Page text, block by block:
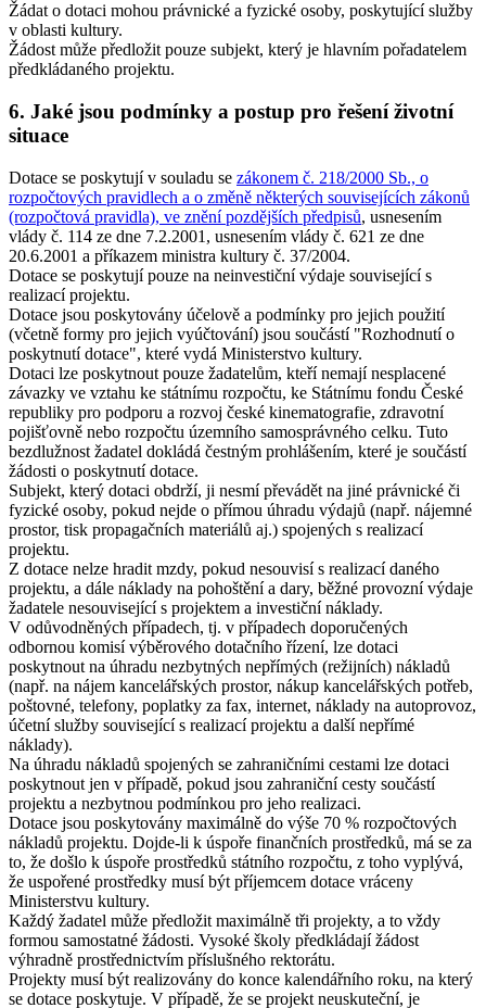
Žádat o dotaci mohou právnické a fyzické osoby, poskytující služby
v oblasti kultury.
Žádost může předložit pouze subjekt, který je hlavním pořadatelem
předkládaného projektu.
6. Jaké jsou podmínky a postup pro řešení životní
situace
Dotace se poskytují v souladu se zákonem č. 218/2000 Sb., o
rozpočtových pravidlech a o změně některých souvisejících zákonů
(rozpočtová pravidla), ve znění pozdějších předpisů, usnesením
vlády č. 114 ze dne 7.2.2001, usnesením vlády č. 621 ze dne
20.6.2001 a příkazem ministra kultury č. 37/2004.
Dotace se poskytují pouze na neinvestiční výdaje související s
realizací projektu.
Dotace jsou poskytovány účelově a podmínky pro jejich použití
(včetně formy pro jejich vyúčtování) jsou součástí "Rozhodnutí o
poskytnutí dotace", které vydá Ministerstvo kultury.
Dotaci lze poskytnout pouze žadatelům, kteří nemají nesplacené
závazky ve vztahu ke státnímu rozpočtu, ke Státnímu fondu České
republiky pro podporu a rozvoj české kinematografie, zdravotní
pojišťovně nebo rozpočtu územního samosprávného celku. Tuto
bezdlužnost žadatel dokládá čestným prohlášením, které je součástí
žádosti o poskytnutí dotace.
Subjekt, který dotaci obdrží, ji nesmí převádět na jiné právnické či
fyzické osoby, pokud nejde o přímou úhradu výdajů (např. nájemné
prostor, tisk propagačních materiálů aj.) spojených s realizací
projektu.
Z dotace nelze hradit mzdy, pokud nesouvisí s realizací daného
projektu, a dále náklady na pohoštění a dary, běžné provozní výdaje
žadatele nesouvisející s projektem a investiční náklady.
V odůvodněných případech, tj. v případech doporučených
odbornou komisí výběrového dotačního řízení, lze dotaci
poskytnout na úhradu nezbytných nepřímých (režijních) nákladů
(např. na nájem kancelářských prostor, nákup kancelářských potřeb,
poštovné, telefony, poplatky za fax, internet, náklady na autoprovoz,
účetní služby související s realizací projektu a další nepřímé
náklady).
Na úhradu nákladů spojených se zahraničními cestami lze dotaci
poskytnout jen v případě, pokud jsou zahraniční cesty součástí
projektu a nezbytnou podmínkou pro jeho realizaci.
Dotace jsou poskytovány maximálně do výše 70 % rozpočtových
nákladů projektu. Dojde-li k úspoře finančních prostředků, má se za
to, že došlo k úspoře prostředků státního rozpočtu, z toho vyplývá,
že uspořené prostředky musí být příjemcem dotace vráceny
Ministerstvu kultury.
Každý žadatel může předložit maximálně tři projekty, a to vždy
formou samostatné žádosti. Vysoké školy předkládají žádost
výhradně prostřednictvím příslušného rektorátu.
Projekty musí být realizovány do konce kalendářního roku, na který
se dotace poskytuje. V případě, že se projekt neuskuteční, je